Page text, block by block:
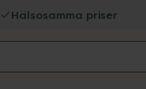
Hälsosamma priser